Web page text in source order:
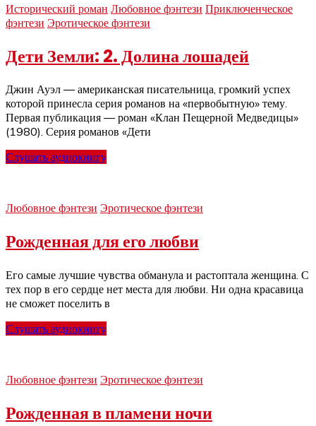
Исторический роман Любовное фэнтези Приключенческое
фэнтези Эротическое фэнтези
Дети Земли: 2. Долина лошадей
Джин Ауэл — американская писательница, громкий успех
которой принесла серия романов на «первобытную» тему.
Первая публикация — роман «Клан Пещерной Медведицы»
(1980). Серия романов «Дети
Слушать аудиокнигу
Любовное фэнтези Эротическое фэнтези
Рожденная для его любви
Его самые лучшие чувства обманула и растоптала женщина. С
тех пор в его сердце нет места для любви. Ни одна красавица
не сможет поселить в
Слушать аудиокнигу
Любовное фэнтези Эротическое фэнтези
Рожденная в пламени ночи